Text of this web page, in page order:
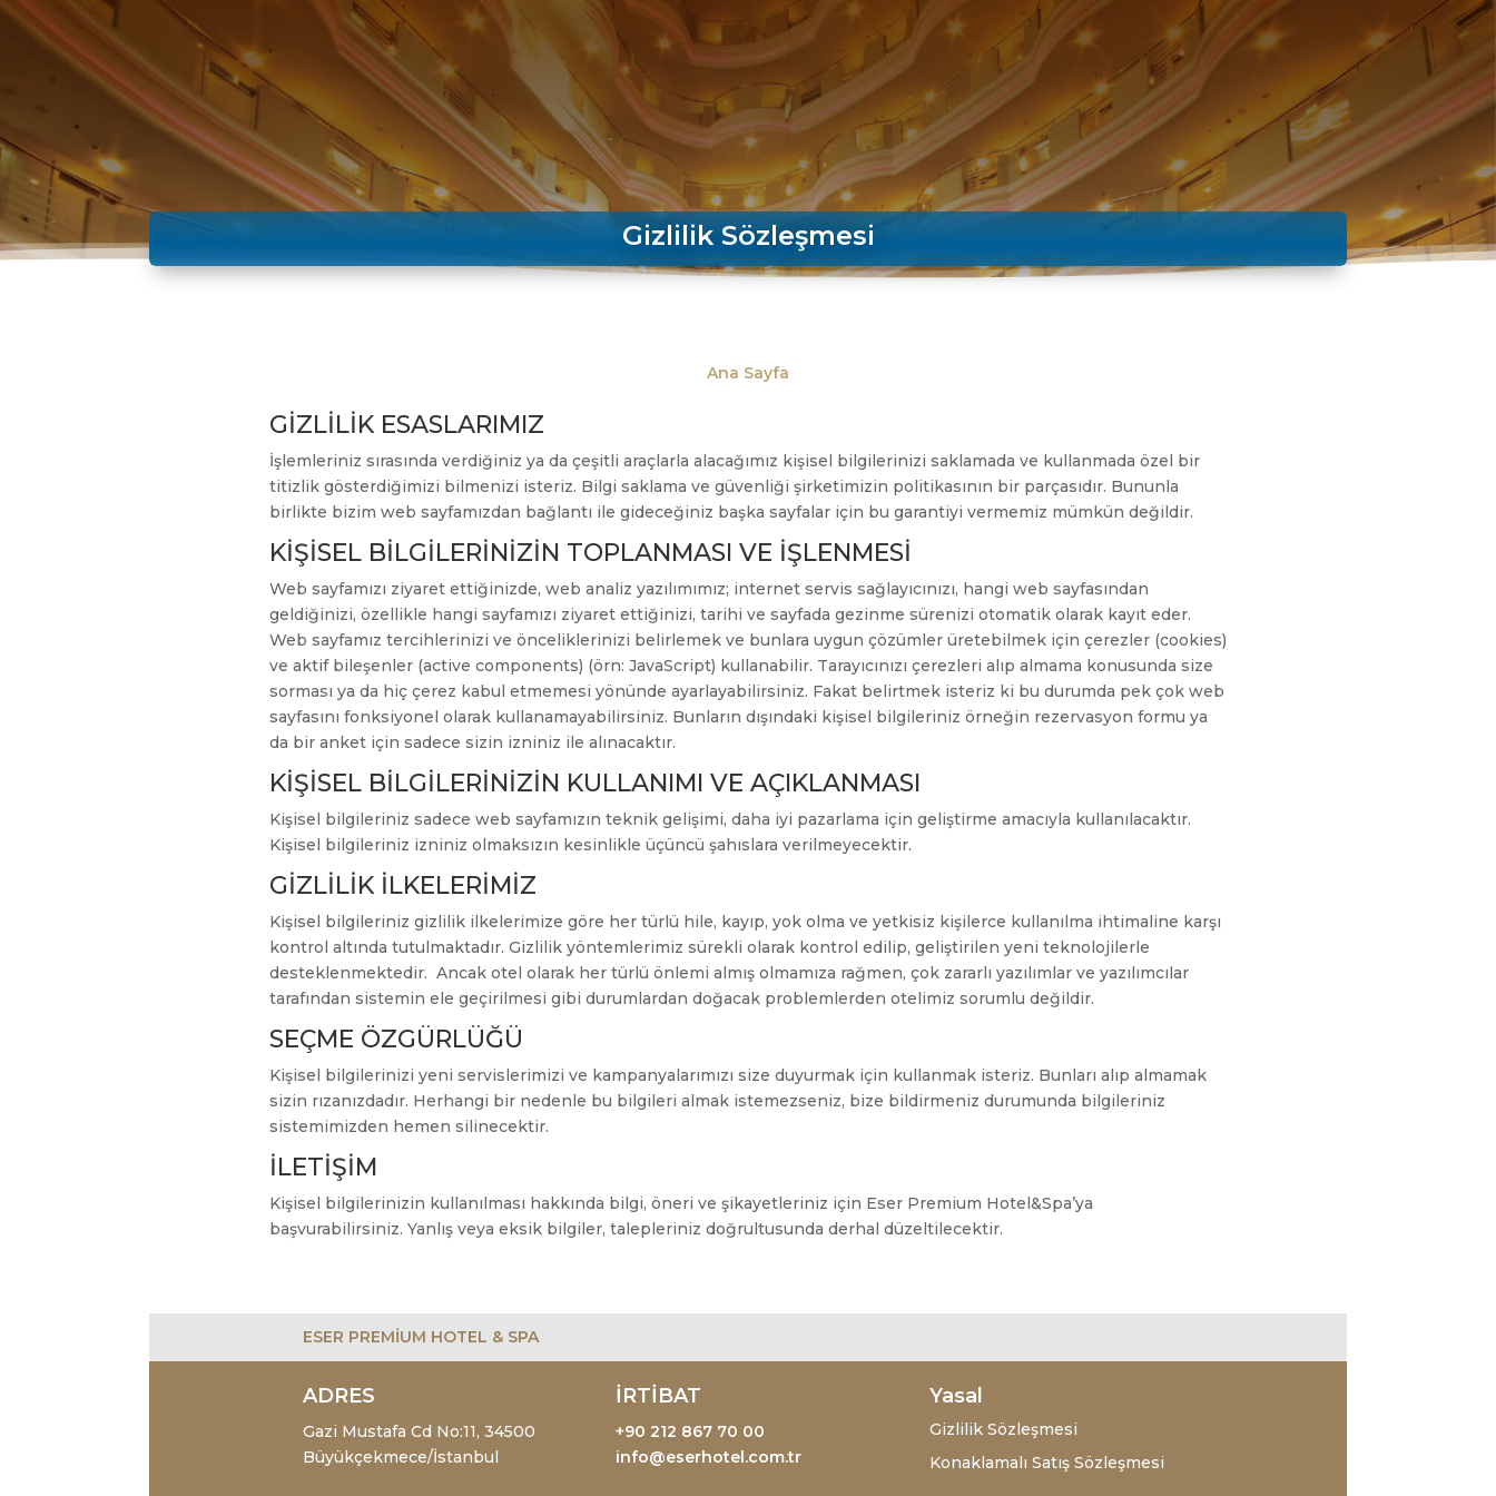
Gizlilik Sözleşmesi
Ana Sayfa
GİZLİLİK ESASLARIMIZ
İşlemleriniz sırasında verdiğiniz ya da çeşitli araçlarla alacağımız kişisel bilgilerinizi saklamada ve kullanmada özel bir
titizlik gösterdiğimizi bilmenizi isteriz. Bilgi saklama ve güvenliği şirketimizin politikasının bir parçasıdır. Bununla
birlikte bizim web sayfamızdan bağlantı ile gideceğiniz başka sayfalar için bu garantiyi vermemiz mümkün değildir.
KİŞİSEL BİLGİLERİNİZİN TOPLANMASI VE İŞLENMESİ
Web sayfamızı ziyaret ettiğinizde, web analiz yazılımımız; internet servis sağlayıcınızı, hangi web sayfasından
geldiğinizi, özellikle hangi sayfamızı ziyaret ettiğinizi, tarihi ve sayfada gezinme sürenizi otomatik olarak kayıt eder.
Web sayfamız tercihlerinizi ve önceliklerinizi belirlemek ve bunlara uygun çözümler üretebilmek için çerezler (cookies)
ve aktif bileşenler (active components) (örn: JavaScript) kullanabilir. Tarayıcınızı çerezleri alıp almama konusunda size
sorması ya da hiç çerez kabul etmemesi yönünde ayarlayabilirsiniz. Fakat belirtmek isteriz ki bu durumda pek çok web
sayfasını fonksiyonel olarak kullanamayabilirsiniz. Bunların dışındaki kişisel bilgileriniz örneğin rezervasyon formu ya
da bir anket için sadece sizin izniniz ile alınacaktır.
KİŞİSEL BİLGİLERİNİZİN KULLANIMI VE AÇIKLANMASI
Kişisel bilgileriniz sadece web sayfamızın teknik gelişimi, daha iyi pazarlama için geliştirme amacıyla kullanılacaktır.
Kişisel bilgileriniz izniniz olmaksızın kesinlikle üçüncü şahıslara verilmeyecektir.
GİZLİLİK İLKELERİMİZ
Kişisel bilgileriniz gizlilik ilkelerimize göre her türlü hile, kayıp, yok olma ve yetkisiz kişilerce kullanılma ihtimaline karşı
kontrol altında tutulmaktadır. Gizlilik yöntemlerimiz sürekli olarak kontrol edilip, geliştirilen yeni teknolojilerle
desteklenmektedir. Ancak otel olarak her türlü önlemi almış olmamıza rağmen, çok zararlı yazılımlar ve yazılımcılar
tarafından sistemin ele geçirilmesi gibi durumlardan doğacak problemlerden otelimiz sorumlu değildir.
SEÇME ÖZGÜRLÜĞÜ
Kişisel bilgilerinizi yeni servislerimizi ve kampanyalarımızı size duyurmak için kullanmak isteriz. Bunları alıp almamak
sizin rızanızdadır. Herhangi bir nedenle bu bilgileri almak istemezseniz, bize bildirmeniz durumunda bilgileriniz
sistemimizden hemen silinecektir.
İLETİŞİM
Kişisel bilgilerinizin kullanılması hakkında bilgi, öneri ve şikayetleriniz için Eser Premium Hotel&Spa’ya
başvurabilirsiniz. Yanlış veya eksik bilgiler, talepleriniz doğrultusunda derhal düzeltilecektir.
ESER PREMİUM HOTEL & SPA
ADRES
Gazi Mustafa Cd No:11, 34500
Büyükçekmece/İstanbul
İRTİBAT
+90 212 867 70 00
info@eserhotel.com.tr
Yasal
Gizlilik Sözleşmesi
Konaklamalı Satış Sözleşmesi